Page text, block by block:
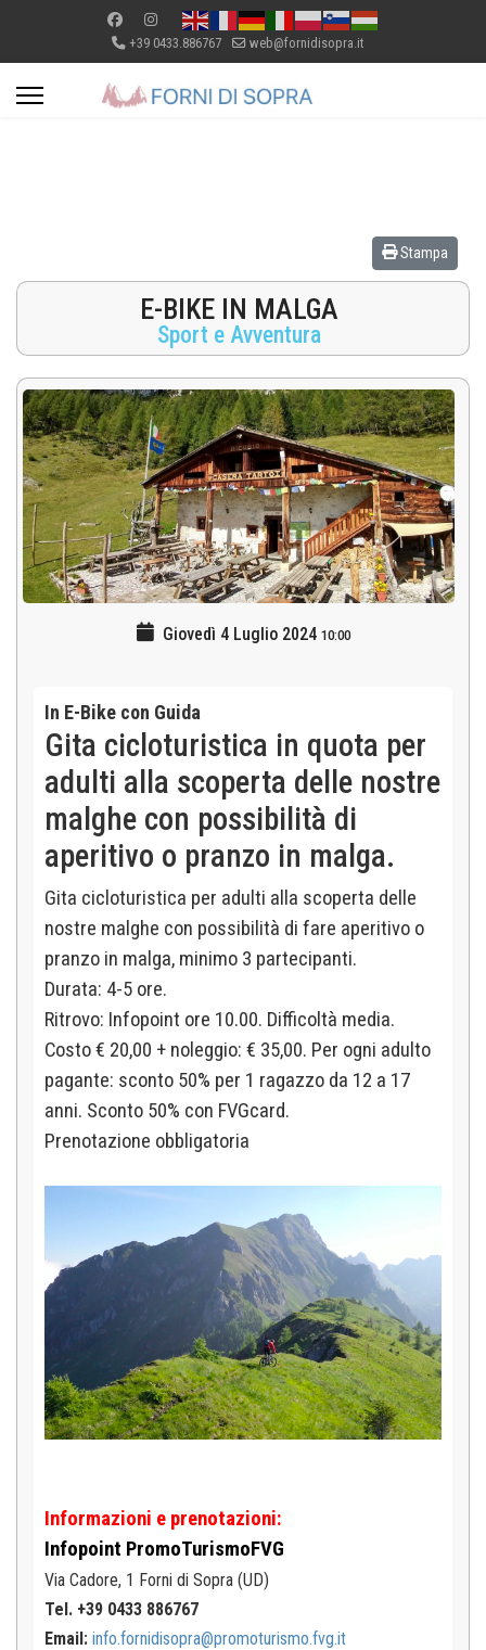
+39 0433.886767 web@fornidisopra.it
Stampa
E-BIKE IN MALGA
Sport e Avventura
Giovedì 4 Luglio 2024 10:00
In E-Bike con Guida
Gita cicloturistica in quota per
adulti alla scoperta delle nostre
malghe con possibilità di
aperitivo o pranzo in malga.
Gita cicloturistica per adulti alla scoperta delle
nostre malghe con possibilità di fare aperitivo o
pranzo in malga, minimo 3 partecipanti.
Durata: 4-5 ore.
Ritrovo: Infopoint ore 10.00. Difficoltà media.
Costo € 20,00 + noleggio: € 35,00. Per ogni adulto
pagante: sconto 50% per 1 ragazzo da 12 a 17
anni. Sconto 50% con FVGcard.
Prenotazione obbligatoria
Informazioni e prenotazioni:
Infopoint PromoTurismoFVG
Via Cadore, 1 Forni di Sopra (UD)
Tel. +39 0433 886767
Email: info.fornidisopra@promoturismo.fvg.it